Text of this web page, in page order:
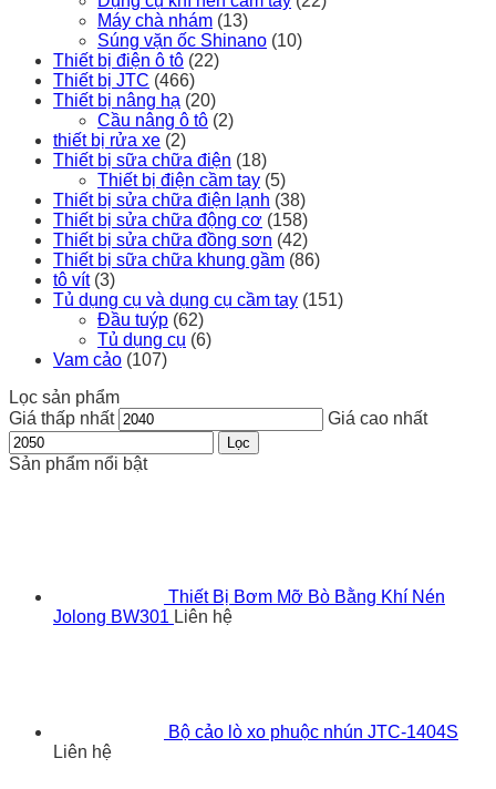
Máy chà nhám (13)
Súng vặn ốc Shinano (10)
Thiết bị điện ô tô (22)
Thiết bị JTC (466)
Thiết bị nâng hạ (20)
Cầu nâng ô tô (2)
thiết bị rửa xe (2)
Thiết bị sữa chữa điện (18)
Thiết bị điện cầm tay (5)
Thiết bị sửa chữa điện lạnh (38)
Thiết bị sửa chữa động cơ (158)
Thiết bị sửa chữa đồng sơn (42)
Thiết bị sữa chữa khung gầm (86)
tô vít (3)
Tủ dụng cụ và dụng cụ cầm tay (151)
Đầu tuýp (62)
Tủ dụng cụ (6)
Vam cảo (107)
Lọc sản phẩm
Giá thấp nhất
Giá cao nhất
Lọc
Sản phẩm nổi bật
Thiết Bị Bơm Mỡ Bò Bằng Khí Nén
Jolong BW301 Liên hệ
Bộ cảo lò xo phuộc nhún JTC-1404S
Liên hệ